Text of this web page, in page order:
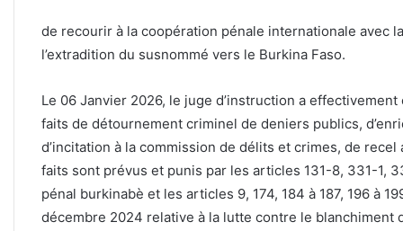
de recourir à la coopération pénale internationale avec
l’extradition du susnommé vers le Burkina Faso.
Le 06 Janvier 2026, le juge d’instruction a
faits de détournement criminel de deniers publics,
d’incitation à la commission de délits et crimes, de
faits sont prévus et punis par les articles 131-8, 331-1,
pénal burkinabè et les articles 9, 174, 184 à 187, 196 à
décembre 2024 relative à la lutte contre le blanchiment